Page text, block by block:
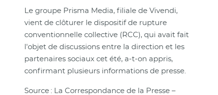
Le groupe Prisma Media, filiale de Vivendi,
vient de clôturer le dispositif de rupture
conventionnelle collective (RCC), qui avait fait
l'objet de discussions entre la direction et les
partenaires sociaux cet été, a-t-on appris,
confirmant plusieurs informations de presse.
Source : La Correspondance de la Presse –